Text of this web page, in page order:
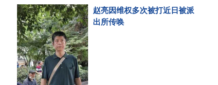
赵亮因维权多次被打近日被派
出所传唤